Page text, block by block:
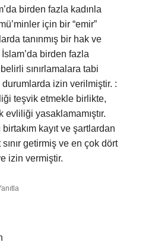
birden fazla kadınla
için bir “emir”
tanınmış bir hak ve
birden fazla
sınırlamalara tabi
izin verilmiştir. :
teşvik etmekle birlikte,
evliliği yasaklamamıştır.
birtakım kayıt ve şartlardan
getirmiş ve en çok dört
izin vermiştir.